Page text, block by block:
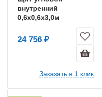
внутренний
0,6х0,6х3,0м
24 756 ₽
Заказать в 1 клик